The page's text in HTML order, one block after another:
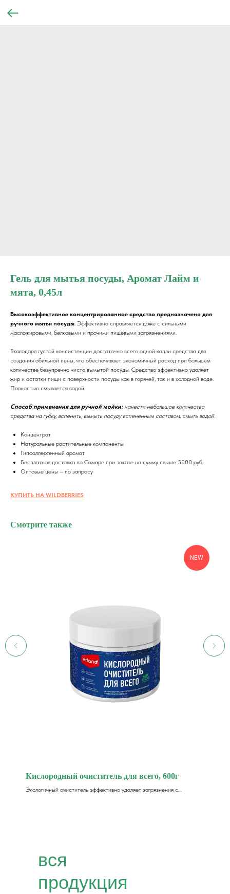
Гель для мытья посуды, Аромат Лайм и
мята, 0,45л
Высокоэффективное концентрированное средство предназначено для
ручного мытья посуды. Эффективно справляется даже с сильными
масложировыми, белковыми и прочими пищевыми загрязнениями.
Благодаря густой консистенции достаточно всего одной капли средства для
создания обильной пены, что обеспечивает экономичный расход при большем
количестве безупречно чисто вымытой посуды. Средство эффективно удаляет
жир и остатки пищи с поверхности посуды как в горячей, так и в холодной воде.
Полностью смывается водой.
Способ применения для ручной мойки:нанести небольшое количество
средства на губку, вспенить, вымыть посуду вспененным составом, смыть водой.
Концентрат
Натуральные растительные компоненты
Гипоаллергенный аромат
Бесплатная доставка по Самаре при заказе на сумму свыше 5000 руб.
Оптовые цены – по запросу
КУПИТЬ НА WILDBERRIES
Смотрите также
NEW
Кислородный очиститель для всего, 600г
Экологичный очиститель эффективно удаляет загрязнения с
продукция
вся